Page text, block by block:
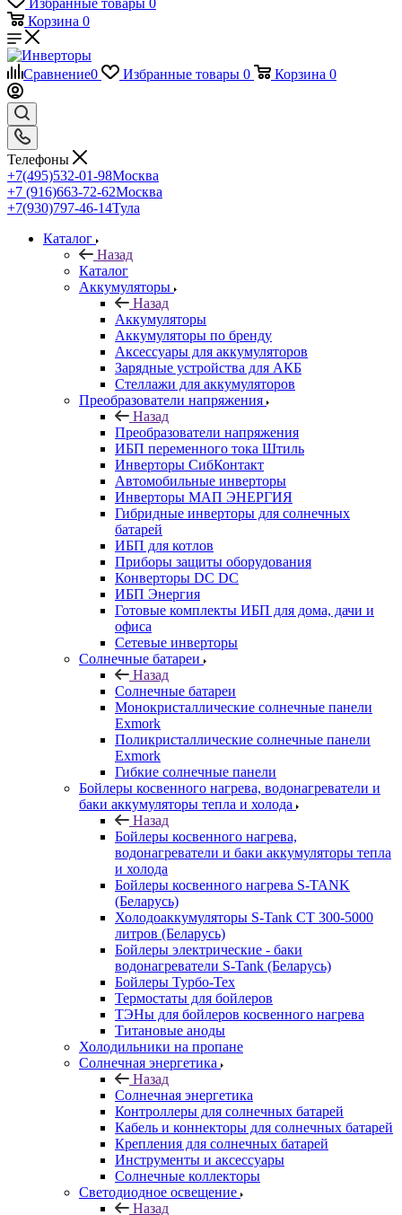
Избранные товары 0
Корзина 0
Сравнение0 Избранные товары 0 Корзина 0
Телефоны
+7(495)532-01-98Москва
+7 (916)663-72-62Москва
+7(930)797-46-14Тула
Каталог
Назад
Каталог
Аккумуляторы
Назад
Аккумуляторы
Аккумуляторы по бренду
Аксессуары для аккумуляторов
Зарядные устройства для АКБ
Стеллажи для аккумуляторов
Преобразователи напряжения
Назад
Преобразователи напряжения
ИБП переменного тока Штиль
Инверторы СибКонтакт
Автомобильные инверторы
Инверторы МАП ЭНЕРГИЯ
Гибридные инверторы для солнечных
батарей
ИБП для котлов
Приборы защиты оборудования
Конверторы DC DC
ИБП Энергия
Готовые комплекты ИБП для дома, дачи и
офиса
Сетевые инверторы
Солнечные батареи
Назад
Солнечные батареи
Монокристаллические солнечные панели
Exmork
Поликристаллические солнечные панели
Exmork
Гибкие солнечные панели
Бойлеры косвенного нагрева, водонагреватели и
баки аккумуляторы тепла и холода
Назад
Бойлеры косвенного нагрева,
водонагреватели и баки аккумуляторы тепла
и холода
Бойлеры косвенного нагрева S-TANK
(Беларусь)
Холодоаккумуляторы S-Tank СТ 300-5000
литров (Беларусь)
Бойлеры электрические - баки
водонагреватели S-Tank (Беларусь)
Бойлеры Турбо-Тех
Термостаты для бойлеров
ТЭНы для бойлеров косвенного нагрева
Титановые аноды
Холодильники на пропане
Солнечная энергетика
Назад
Солнечная энергетика
Контроллеры для солнечных батарей
Кабель и коннекторы для солнечных батарей
Крепления для солнечных батарей
Инструменты и аксессуары
Солнечные коллекторы
Светодиодное освещение
Назад